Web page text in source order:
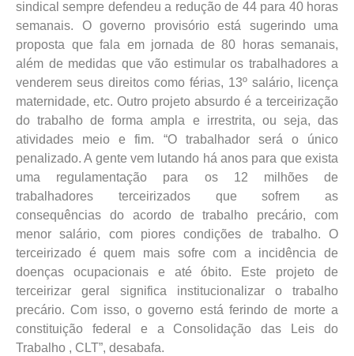
sindical sempre defendeu a redução de 44 para 40 horas
semanais. O governo provisório está sugerindo uma
proposta que fala em jornada de 80 horas semanais,
além de medidas que vão estimular os trabalhadores a
venderem seus direitos como férias, 13º salário, licença
maternidade, etc. Outro projeto absurdo é a terceirização
do trabalho de forma ampla e irrestrita, ou seja, das
atividades meio e fim. “O trabalhador será o único
penalizado. A gente vem lutando há anos para que exista
uma regulamentação para os 12 milhões de
trabalhadores terceirizados que sofrem as
consequências do acordo de trabalho precário, com
menor salário, com piores condições de trabalho. O
terceirizado é quem mais sofre com a incidência de
doenças ocupacionais e até óbito. Este projeto de
terceirizar geral significa institucionalizar o trabalho
precário. Com isso, o governo está ferindo de morte a
constituição federal e a Consolidação das Leis do
Trabalho , CLT”, desabafa.